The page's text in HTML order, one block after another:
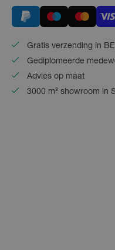
Gratis verzending in
Gediplomeerde
Advies op maat
3000 m² showroom in